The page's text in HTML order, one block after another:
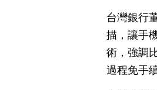
台灣銀行
描，讓手
術，強調
過程免手